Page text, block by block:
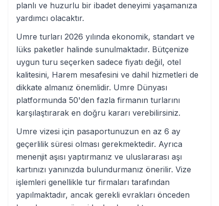
planlı ve huzurlu bir ibadet deneyimi yaşamanıza
yardımcı olacaktır.
Umre turları 2026 yılında ekonomik, standart ve
lüks paketler halinde sunulmaktadır. Bütçenize
uygun turu seçerken sadece fiyatı değil, otel
kalitesini, Harem mesafesini ve dahil hizmetleri de
dikkate almanız önemlidir. Umre Dünyası
platformunda 50'den fazla firmanın turlarını
karşılaştırarak en doğru kararı verebilirsiniz.
Umre vizesi için pasaportunuzun en az 6 ay
geçerlilik süresi olması gerekmektedir. Ayrıca
menenjit aşısı yaptırmanız ve uluslararası aşı
kartınızı yanınızda bulundurmanız önerilir. Vize
işlemleri genellikle tur firmaları tarafından
yapılmaktadır, ancak gerekli evrakları önceden